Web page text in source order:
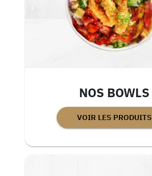
NOS BOWLS
VOIR LES PRODUITS